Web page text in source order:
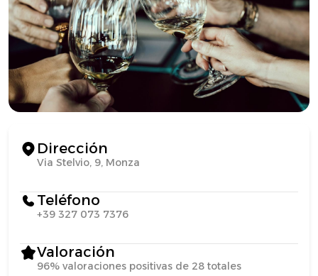
Dirección
Via Stelvio, 9, Monza
Teléfono
+39 327 073 7376
Valoración
96% valoraciones positivas de 28 totales